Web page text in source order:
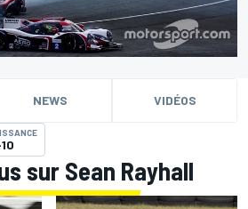
NEWS VIDÉOS
sur Sean Rayhall